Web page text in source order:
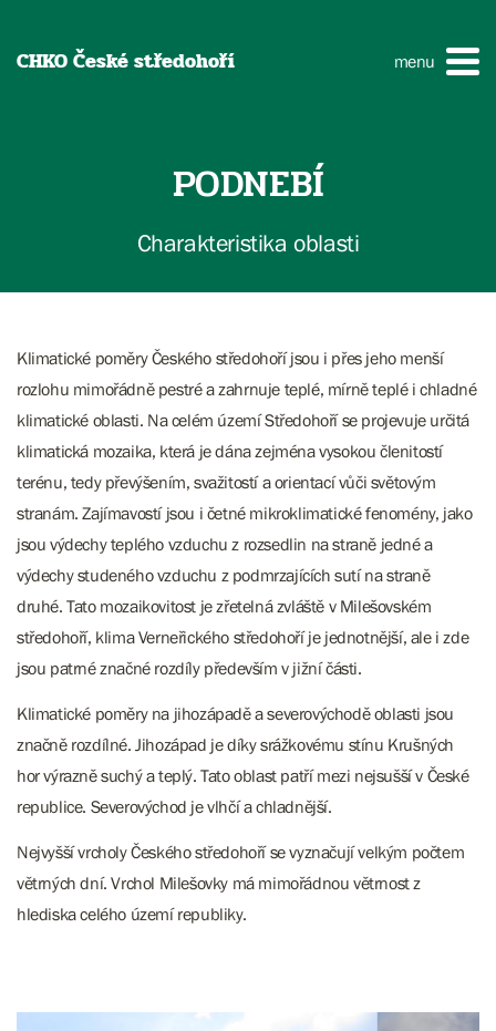
CHKO České středohoří menu
PODNEBÍ
Charakteristika oblasti
Klimatické poměry Českého středohoří jsou i přes jeho menší
rozlohu mimořádně pestré a zahrnuje teplé, mírně teplé i chladné
klimatické oblasti. Na celém území Středohoří se projevuje určitá
klimatická mozaika, která je dána zejména vysokou členitostí
terénu, tedy převýšením, svažitostí a orientací vůči světovým
stranám. Zajímavostí jsou i četné mikroklimatické fenomény, jako
jsou výdechy teplého vzduchu z rozsedlin na straně jedné a
výdechy studeného vzduchu z podmrzajících sutí na straně
druhé. Tato mozaikovitost je zřetelná zvláště v Milešovském
středohoří, klima Verneřického středohoří je jednotnější, ale i zde
jsou patrné značné rozdíly především v jižní části.
Klimatické poměry na jihozápadě a severovýchodě oblasti jsou
značně rozdílné. Jihozápad je díky srážkovému stínu Krušných
hor výrazně suchý a teplý. Tato oblast patří mezi nejsušší v České
republice. Severovýchod je vlhčí a chladnější.
Nejvyšší vrcholy Českého středohoří se vyznačují velkým počtem
větrných dní. Vrchol Milešovky má mimořádnou větrnost z
hlediska celého území republiky.